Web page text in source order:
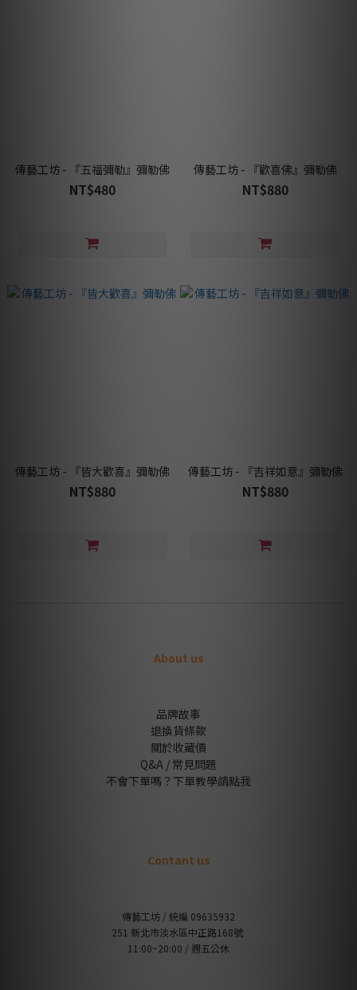
傳藝工坊 - 『五福彌勒』彌勒佛
NT$480
傳藝工坊 - 『歡喜佛』彌勒佛
NT$880
傳藝工坊 - 『皆大歡喜』彌勒佛
NT$880
傳藝工坊 - 『吉祥如意』彌勒佛
NT$880
About us
品牌故事
退換貨條款
關於收藏價
Q&A / 常見問題
不會下單嗎？下單教學請點我
Contant us
傳藝工坊 / 統編 09635932
251 新北市淡水區中正路168號
11:00~20:00 / 週五公休